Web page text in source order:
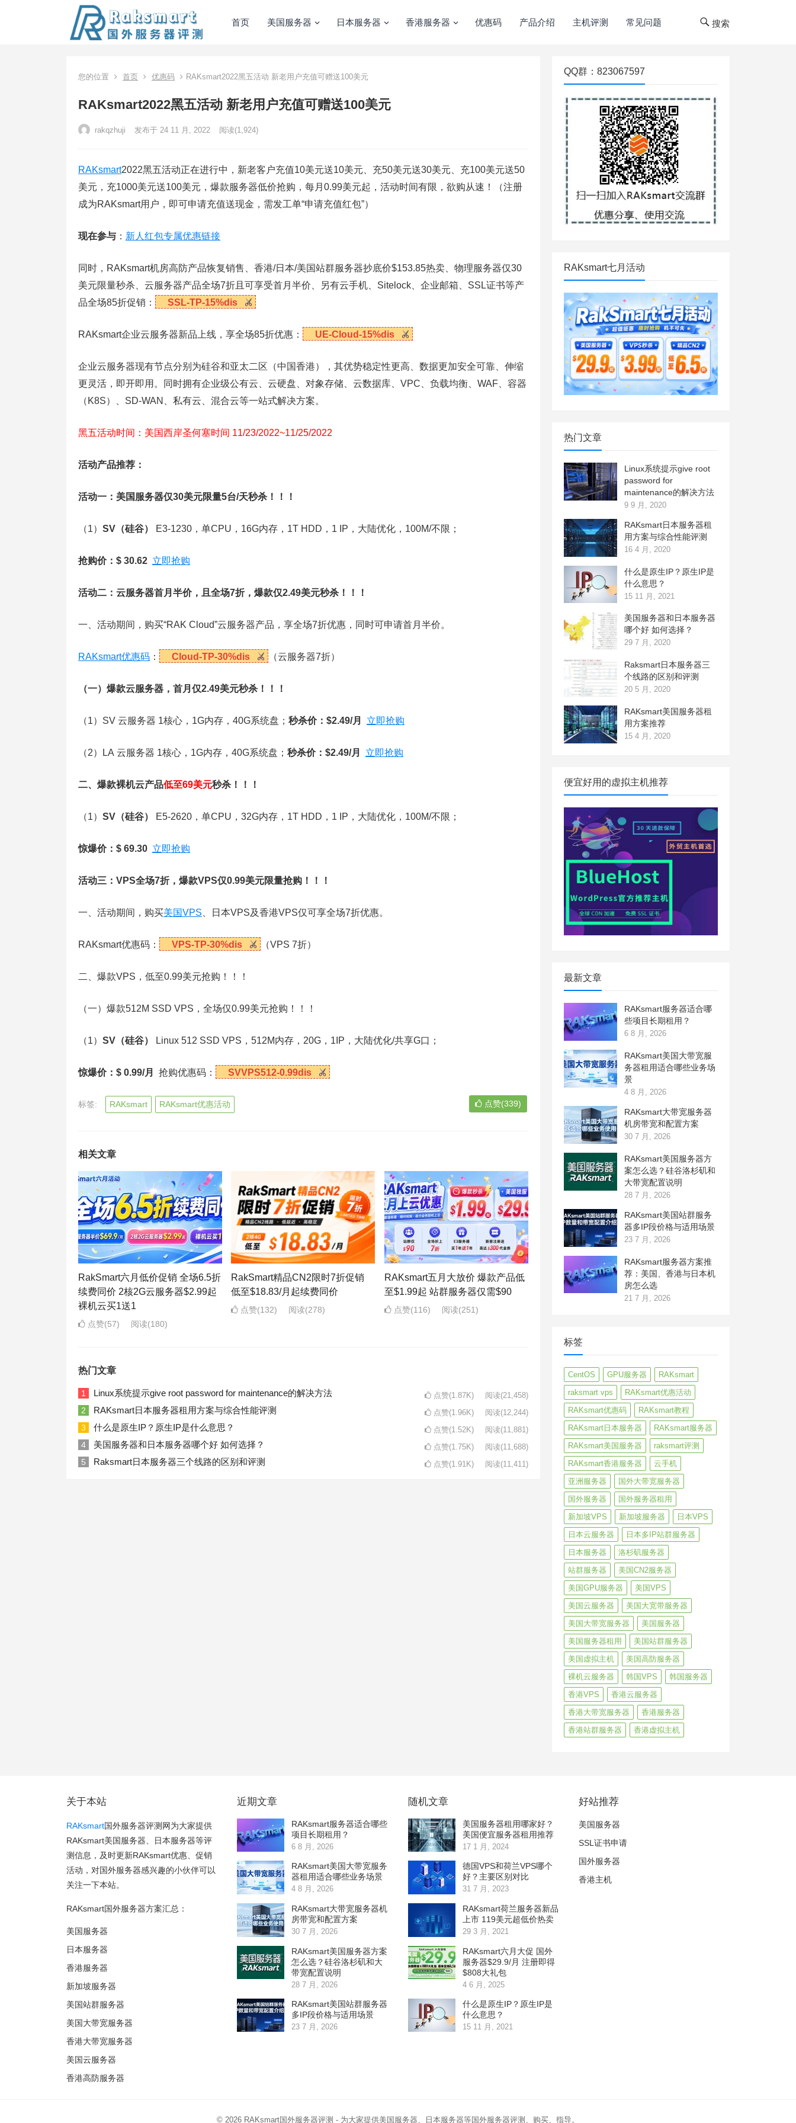
首页 美国服务器 日本服务器 香港服务器 优惠码 产品介绍 主机评测 常见问题 搜索
您的位置 首页 优惠码 RAKsmart2022黑五活动 新老用户充值可赠送100美元
RAKsmart2022黑五活动 新老用户充值可赠送100美元
rakqzhuji 发布于 24 11 月, 2022 阅读(1,924)
RAKsmart2022黑五活动正在进行中，新老客户充值10美元送10美元、充50美元送30美元、充100美元送50
美元，充1000美元送100美元，爆款服务器低价抢购，每月0.99美元起，活动时间有限，欲购从速！（注册
成为RAKsmart用户，即可申请充值送现金，需发工单“申请充值红包”）
现在参与 ： 新人红包专属优惠链接
同时，RAKsmart机房高防产品恢复销售、香港/日本/美国站群服务器抄底价$153.85热卖、物理服务器仅30
美元限量秒杀、云服务器产品全场7折且可享受首月半价、另有云手机、Sitelock、企业邮箱、SSL证书等产
品全场85折促销：
SSL-TP-15%dis
RAKsmart企业云服务器新品上线，享全场85折优惠： UE-Cloud-15%dis
企业云服务器现有节点分别为硅谷和亚太二区（中国香港），其优势稳定性更高、数据更加安全可靠、伸缩
更灵活，即开即用。同时拥有企业级公有云、云硬盘、对象存储、云数据库、VPC、负载均衡、WAF、容器
（K8S）、SD-WAN、私有云、混合云等一站式解决方案。
黑五活动时间：美国西岸圣何塞时间 11/23/2022~11/25/2022
活动产品推荐：
活动一：美国服务器仅30美元限量5台/天秒杀！！！
（1） SV （硅谷） E3-1230，单CPU，16G内存，1T HDD，1 IP，大陆优化，100M/不限；
抢购价：$ 30.62 立即抢购
活动二：云服务器首月半价，且全场7折，爆款仅2.49美元秒杀！！！
一、活动期间，购买“RAK Cloud”云服务器产品，享全场7折优惠，同时可申请首月半价。
RAKsmart优惠码 ： Cloud-TP-30%dis （云服务器7折）
（一）爆款云服务器，首月仅2.49美元秒杀！！！
（1）SV 云服务器 1核心，1G内存，40G系统盘； 秒杀价：$2.49/月 立即抢购
（2）LA 云服务器 1核心，1G内存，40G系统盘； 秒杀价：$2.49/月 立即抢购
二、爆款裸机云产品低至69美元秒杀！！！
（1） SV （硅谷） E5-2620，单CPU，32G内存，1T HDD，1 IP，大陆优化，100M/不限；
惊爆价：$ 69.30 立即抢购
活动三：VPS全场7折，爆款VPS仅0.99美元限量抢购！！！
一、活动期间，购买美国VPS 、日本VPS及香港VPS仅可享全场7折优惠。
RAKsmart优惠码： VPS-TP-30%dis （VPS 7折）
二、爆款VPS，低至0.99美元抢购！！！
（一）爆款512M SSD VPS，全场仅0.99美元抢购！！！
（1） SV （硅谷） Linux 512 SSD VPS，512M内存，20G，1IP，大陆优化/共享G口；
惊爆价：$ 0.99/月 抢购优惠码： SVVPS512-0.99dis
标签: RAKsmart RAKsmart优惠活动 点赞(339)
相关文章
RakSmart六月低价促销 全场6.5折
续费同价 2核2G云服务器$2.99起
裸机云买1送1
点赞(57) 阅读(180)
RakSmart精品CN2限时7折促销
低至$18.83/月起续费同价
点赞(132) 阅读(278)
RAKsmart五月大放价 爆款产品低
至$1.99起 站群服务器仅需$90
点赞(116) 阅读(251)
热门文章
1 Linux系统提示give root password for maintenance的解决方法 点赞(1.87K) 阅读(21,458)
2 RAKsmart日本服务器租用方案与综合性能评测 点赞(1.96K) 阅读(12,244)
3 什么是原生IP？原生IP是什么意思？ 点赞(1.52K) 阅读(11,881)
4 美国服务器和日本服务器哪个好 如何选择？ 点赞(1.75K) 阅读(11,688)
5 Raksmart日本服务器三个线路的区别和评测 点赞(1.91K) 阅读(11,411)
QQ群：823067597
RAKsmart七月活动
热门文章
Linux系统提示give root
password for
maintenance的解决方法
9 9 月, 2020
RAKsmart日本服务器租
用方案与综合性能评测
16 4 月, 2020
什么是原生IP？原生IP是
什么意思？
15 11 月, 2021
美国服务器和日本服务器
哪个好 如何选择？
29 7 月, 2020
Raksmart日本服务器三
个线路的区别和评测
20 5 月, 2020
RAKsmart美国服务器租
用方案推荐
15 4 月, 2020
便宜好用的虚拟主机推荐
最新文章
RAKsmart服务器适合哪
些项目长期租用？
6 8 月, 2026
RAKsmart美国大带宽服
务器租用适合哪些业务场
景
4 8 月, 2026
RAKsmart大带宽服务器
机房带宽和配置方案
30 7 月, 2026
RAKsmart美国服务器方
案怎么选？硅谷洛杉矶和
大带宽配置说明
28 7 月, 2026
RAKsmart美国站群服务
器多IP段价格与适用场景
23 7 月, 2026
RAKsmart服务器方案推
荐：美国、香港与日本机
房怎么选
21 7 月, 2026
标签
CentOS GPU服务器
RAKsmart
raksmart vps
RAKsmart优惠活动
RAKsmart优惠码
RAKsmart教程
RAKsmart日本服务器
RAKsmart服务器
RAKsmart美国服务器
raksmart评测
RAKsmart香港服务器
云手机
亚洲服务器
国外大带宽服务器
国外服务器
国外服务器租用
新加坡VPS
新加坡服务器
日本VPS
日本云服务器
日本多IP站群服务器
日本服务器
洛杉矶服务器
站群服务器
美国CN2服务器
美国GPU服务器
美国VPS
美国云服务器
美国大宽带服务器
美国大带宽服务器
美国服务器
美国服务器租用
美国站群服务器
美国虚拟主机
美国高防服务器
裸机云服务器
韩国VPS
韩国服务器
香港VPS
香港云服务器
香港大带宽服务器
香港服务器
香港站群服务器
香港虚拟主机
关于本站
RAKsmart国外服务器评测网为大家提供
RAKsmart美国服务器、日本服务器等评
测信息，及时更新RAKsmart优惠、促销
活动，对国外服务器感兴趣的小伙伴可以
关注一下本站。
RAKsmart国外服务器方案汇总：
美国服务器
日本服务器
香港服务器
新加坡服务器
美国站群服务器
美国大带宽服务器
香港大带宽服务器
美国云服务器
香港高防服务器
近期文章
RAKsmart服务器适合哪些
项目长期租用？
6 8 月, 2026
RAKsmart美国大带宽服务
器租用适合哪些业务场景
4 8 月, 2026
RAKsmart大带宽服务器机
房带宽和配置方案
30 7 月, 2026
RAKsmart美国服务器方案
怎么选？硅谷洛杉矶和大
带宽配置说明
28 7 月, 2026
RAKsmart美国站群服务器
多IP段价格与适用场景
23 7 月, 2026
随机文章
美国服务器租用哪家好？
美国便宜服务器租用推荐
17 1 月, 2024
德国VPS和荷兰VPS哪个
好？主要区别对比
31 7 月, 2023
RAKsmart荷兰服务器新品
上市 119美元超低价热卖
29 3 月, 2021
RAKsmart六月大促 国外
服务器$29.9/月 注册即得
$808大礼包
4 6 月, 2025
什么是原生IP？原生IP是
什么意思？
15 11 月, 2021
好站推荐
美国服务器
SSL证书申请
国外服务器
香港主机
© 2026 RAKsmart国外服务器评测 - 为大家提供美国服务器、日本服务器等国外服务器评测、购买、指导。